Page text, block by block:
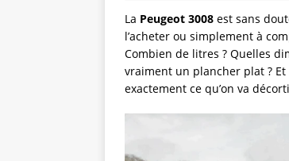
La Peugeot 3008 est sans
l’acheter ou simplement à
Combien de litres ? Quelles
vraiment un plancher plat ? Et
exactement ce qu’on va